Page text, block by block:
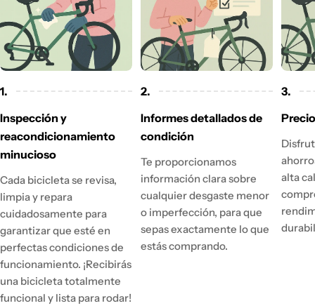
1.
Inspección y
reacondicionamiento
minucioso
Cada bicicleta se revisa,
limpia y repara
cuidadosamente para
garantizar que esté en
perfectas condiciones de
funcionamiento. ¡Recibirás
una bicicleta totalmente
funcional y lista para rodar!
2.
Informes detallados de
condición
Te proporcionamos
información clara sobre
cualquier desgaste menor
o imperfección, para que
sepas exactamente lo que
estás comprando.
3.
alta